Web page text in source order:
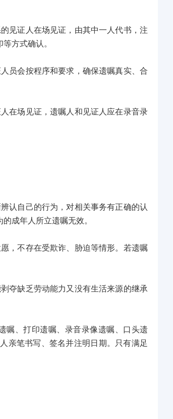
证人在场见证，由其中一人代书，注
方式确认。
会按程序和要求，确保遗嘱真实、合
场见证，遗嘱人和见证人应在录音录
自己的行为，对相关事务有正确的认
成年人所立遗嘱无效。
不存在受欺诈、胁迫等情形。若遗嘱
缺乏劳动能力又没有生活来源的继承
、打印遗嘱、录音录像遗嘱、口头遗
亲笔书写、签名并注明日期。只有满足